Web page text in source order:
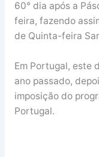
60° dia após a
feira, fazendo
de Quinta-feira
Em Portugal, este
ano passado,
imposição do
Portugal.